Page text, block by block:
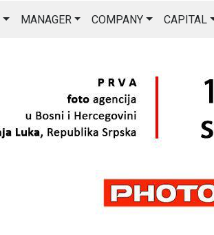
MANAGER COMPANY CAPITAL